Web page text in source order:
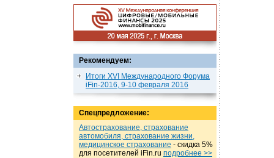
Рекомендуем:
Итоги XVI Международного Форума
iFin-2016, 9-10 февраля 2016
Спецпредложение:
Автострахование, страхование
автомобиля, страхование жизни,
медицинское страхование - cкидка 5%
для посетителей iFin.ru подробнеe >>